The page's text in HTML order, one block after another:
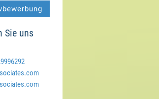
Sie uns
rebib@ed
rebib@hc